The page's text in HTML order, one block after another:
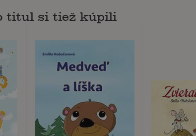
titul si tiež kúpili